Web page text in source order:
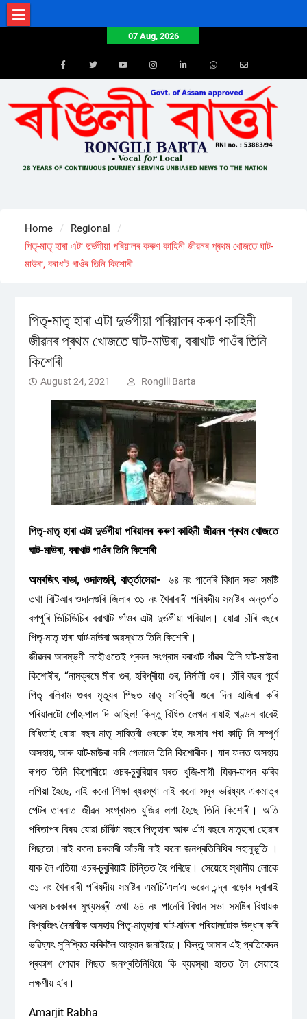
Skip
to
07 Aug, 2026
FacebookTwitterYoutube Email
Home
Regional
পিতৃ-মাতৃ হাৰা এটা দুৰ্ভগীয়া পৰিয়ালৰ কৰুণ কাহিনী জীৱনৰ প্ৰথম খোজতে ঘাট-
মাউৰা, বৰাখাট গাওঁৰ তিনি কিশোৰী
পিতৃ-মাতৃ হাৰা এটা দুৰ্ভগীয়া পৰিয়ালৰ কৰুণ কাহিনী
জীৱনৰ প্ৰথম খোজতে ঘাট-মাউৰা, বৰাখাট গাওঁৰ তিনি
কিশোৰী
August 24, 2021 Rongili Barta
পিতৃ-মাতৃ হাৰা এটা দুৰ্ভগীয়া পৰিয়ালৰ কৰুণ কাহিনী জীৱনৰ প্ৰথম খোজতে
ঘাট-মাউৰা, বৰাখাট গাওঁৰ তিনি কিশোৰী
অমৰজিৎ ৰাভা, ওদালগুৰি, বাৰ্ত্তাসেৱা-
৬৪ নং পানেৰি বিধান সভা সমষ্টি
তথা বিটিআৰ ওদালগুৰি জিলাৰ ৩১ নং খৈৰাবাৰী পৰিষদীয় সমষ্টিৰ অন্তৰ্গত
বগপুৰি ভিচিডিচিৰ বৰাখাট গাঁওৰ এটা দুৰ্ভগীয়া পৰিয়াল। যোৱা চাঁ‌ৰি বছৰে
পিতৃ-মাতৃ হাৰা ঘাট-মাউৰা অৱস্থাত তিনি কিশোৰী।
জীৱনৰ আৰম্ভণী নহৌওতেই প্ৰবল সংগ্ৰাম বৰাখাট গাঁ‌ৱৰ তিনি ঘাট-মাউৰা
কিশোৰীৰ, “নামক্ৰমে মীৰা গুৰ, হৰিপ্ৰীয়া গুৰ, নিৰ্মালী গুৰ। চাঁ‌ৰি বছৰ পূৰ্বে
পিতৃ বলিৰাম গুৰৰ মৃত্যুৰ পিছত মাতৃ সাবিত্ৰী গুৰে দিন হাজিৰা কৰি
পৰিয়ালটো পোঁ‌হ-পাল দি আছিল! কিন্তু বিধিত লেখন নাযাই খণ্ডন বাবেই
বিধিতাই যোৱা বছৰ মাতৃ সাবিত্ৰী গুৰকো ইহ সংসাৰ পৰা কাঢ়ি নি সম্পূৰ্ণ
অসহায়, আৰু ঘাট-মাউৰা কৰি পেলালে তিনি কিশোৰীক। যাৰ ফলত অসহায়
ৰূপত তিনি কিশোৰীয়ে ওচৰ-চুবুৰিয়াৰ ঘৰত খুজি-মাগী যিৱন-যাপন কৰিব
লগিয়া হৈছে, নাই কনো শিক্ষা ব্যৱস্থা নাই কনো সদূৰ ভৱিষ্যৎ একমাত্ৰ
পেটৰ তাৰনাত জীৱন সংগ্ৰামত যুজিৱ লগা হৈছে তিনি কিশোৰী। অতি
পৰিতাপৰ বিষয় যোৱা চাঁ‌ৰিটা বছৰে পিতৃহাৰা আৰু এটা বছৰে মাতৃহাৰা হোৱাৰ
পিছতো।নাই কনো চৰকাৰী আঁ‌চনী নাই কনো জনপ্ৰতিনিধিৰ সহানুভূতি ।
যাক লৈ এতিয়া ওচৰ-চুবুৰিয়াই চিন্তিত হৈ পৰিছে। সেয়েহে স্থানীয় লোকে
৩১ নং খৈৰাবাৰী পৰিষদীয় সমষ্টিৰ এম’চি’এল’এ ভৱেন চন্দ্ৰ বড়োৰ দ্বাৰাই
অসম চৰকাৰৰ মুখ্যমন্ত্ৰী তথা ৬৪ নং পানেৰি বিধান সভা সমষ্টিৰ বিধায়ক
বিশ্বজিৎ দৈমাৰীক অসহায় পিতৃ-মাতৃহাৰা ঘাট-মাউৰা পৰিয়ালটোক উদ্ধাৰ কৰি
ভৱিষ্যৎ সুনিশ্বিত কৰিবলৈ আহ্বান জনাইছে। কিন্তু আমাৰ এই প্ৰতিবেদন
প্ৰকাশ পোৱাৰ পিছত জনপ্ৰতিনিধিয়ে কি ব্যৱস্থা হাতত লৈ সেয়াহে
লক্ষণীয় হ’ব।
Amarjit Rabha